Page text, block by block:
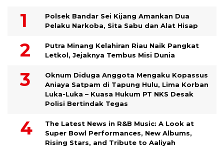
Polsek Bandar Sei Kijang Amankan Dua
Pelaku Narkoba, Sita Sabu dan Alat Hisap
Putra Minang Kelahiran Riau Naik Pangkat
Letkol, Jejaknya Tembus Misi Dunia
Oknum Diduga Anggota Mengaku Kopassus
Aniaya Satpam di Tapung Hulu, Lima Korban
Luka-Luka – Kuasa Hukum PT NKS Desak
Polisi Bertindak Tegas
The Latest News in R&B Music: A Look at
Super Bowl Performances, New Albums,
Rising Stars, and Tribute to Aaliyah